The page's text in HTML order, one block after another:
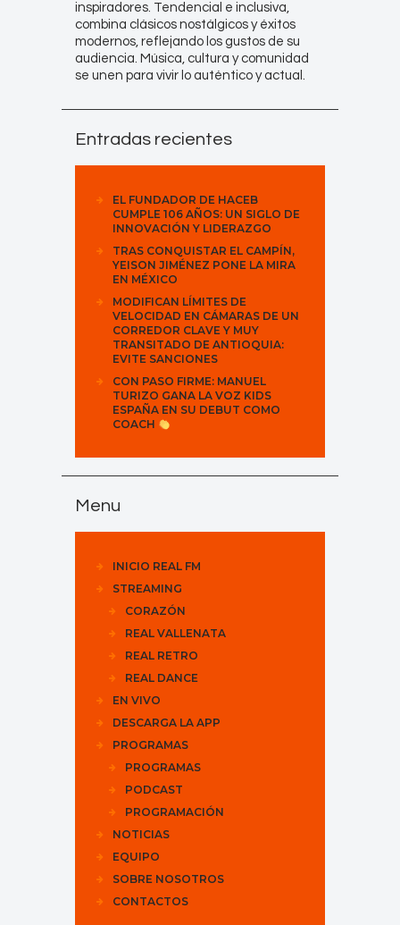
inspiradores. Tendencial e inclusiva,
combina clásicos nostálgicos y éxitos
modernos, reflejando los gustos de su
audiencia. Música, cultura y comunidad
se unen para vivir lo auténtico y actual.
Entradas recientes
EL FUNDADOR DE HACEB
CUMPLE 106 AÑOS: UN SIGLO DE
INNOVACIÓN Y LIDERAZGO
TRAS CONQUISTAR EL CAMPÍN,
YEISON JIMÉNEZ PONE LA MIRA
EN MÉXICO
MODIFICAN LÍMITES DE
VELOCIDAD EN CÁMARAS DE UN
CORREDOR CLAVE Y MUY
TRANSITADO DE ANTIOQUIA:
EVITE SANCIONES
CON PASO FIRME: MANUEL
TURIZO GANA LA VOZ KIDS
ESPAÑA EN SU DEBUT COMO
COACH
Menu
INICIO REAL FM
STREAMING
CORAZÓN
REAL VALLENATA
REAL RETRO
REAL DANCE
EN VIVO
DESCARGA LA APP
PROGRAMAS
PROGRAMAS
PODCAST
PROGRAMACIÓN
NOTICIAS
EQUIPO
SOBRE NOSOTROS
CONTACTOS